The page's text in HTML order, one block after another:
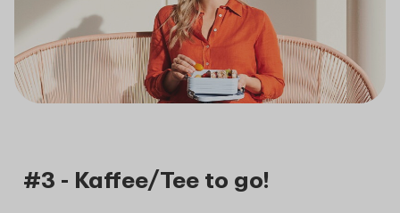
#3 - Kaffee/Tee to go!